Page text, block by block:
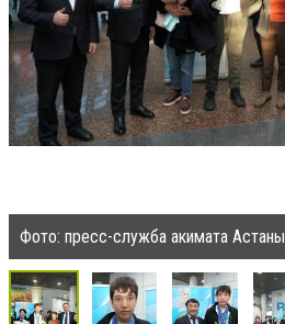
Фото: пресс-служба акимата Астаны